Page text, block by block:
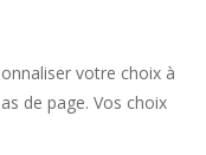
votre choix à
de page. Vos choix